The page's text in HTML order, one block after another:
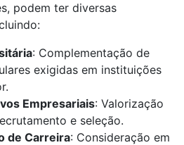
podem ter diversas
: Complementação de
exigidas em instituições
Empresariais: Valorização
e seleção.
de Carreira: Consideração em